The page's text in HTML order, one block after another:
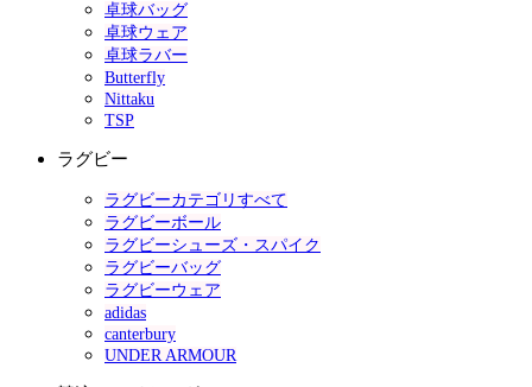
卓球バッグ
卓球ウェア
卓球ラバー
Butterfly
Nittaku
TSP
ラグビー
ラグビーカテゴリすべて
ラグビーボール
ラグビーシューズ・スパイク
ラグビーバッグ
ラグビーウェア
adidas
canterbury
UNDER ARMOUR